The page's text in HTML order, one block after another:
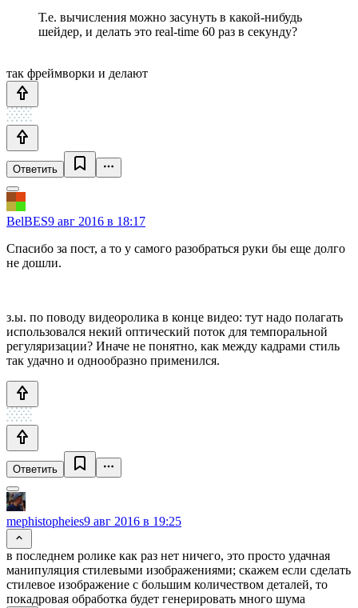
Т.е. вычисления можно засунуть в какой-нибудь
шейдер, и делать это real-time 60 раз в секунду?
так фреймворки и делают
Ответить
BelBES9 авг 2016 в 18:17
Спасибо за пост, а то у самого разобраться руки бы еще долго
не дошли.
з.ы. по поводу видеоролика в конце видео: тут надо полагать
использовался некий оптический поток для темпоральной
регуляризации? Иначе не понятно, как между кадрами стиль
так удачно и однообразно применился.
Ответить
mephistopheies9 авг 2016 в 19:25
в последнем ролике как раз нет ничего, это просто удачная
манипуляция стилевыми изображениями; скажем если сделать
стилевое изображение с большим количеством деталей, то
покадровая обработка будет генерировать много шума